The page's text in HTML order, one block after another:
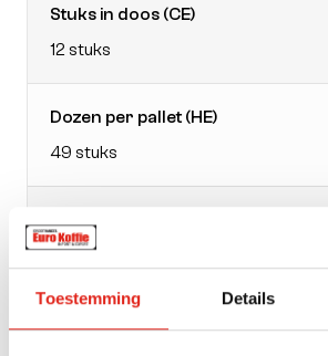
Toestemming Details
Stuks in doos (CE)
12 stuks
Dozen per pallet (HE)
49 stuks
EAN doos
4008167023517